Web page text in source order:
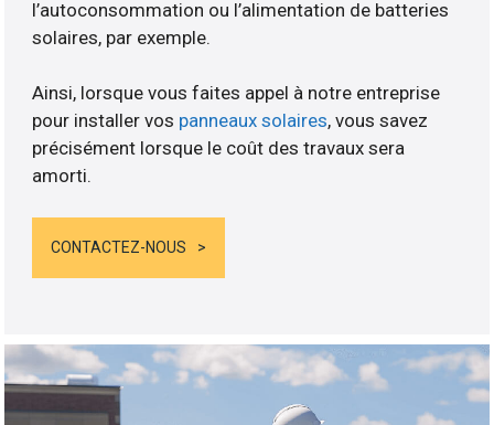
l’autoconsommation ou l’alimentation de batteries
solaires, par exemple.
Ainsi, lorsque vous faites appel à notre entreprise
pour installer vos panneaux solaires, vous savez
précisément lorsque le coût des travaux sera
amorti.
CONTACTEZ-NOUS